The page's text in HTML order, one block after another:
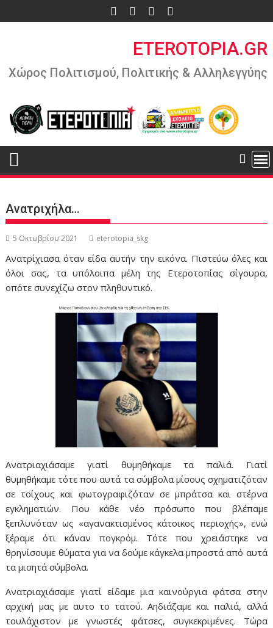
στο
ETEROTOPIA.GR
Χώρος Πολιτισμού, Πολιτικής & Αλληλεγγύης
Ανατριχήλα…
5 Οκτωβρίου 2021 eterotopia_skg
Ανατρίχιασα όταν είδα αυτήν την εικόνα. Πιστεύω όλες και
όλοι σας, τα υπόλοιπα μέλη της Ετεροτοπίας σίγουρα,
οπότε συνεχίζω στον πληθυντικό.
Ανατριαχιάσαμε γιατί θυμηθήκαμε τα παλιά. Γιατί
θυμηθήκαμε τότε που αυτά τα σύμβολα μίσους σχηματιζόταν
σε τοίχους και φωτογραφιζόταν σε μπράτσα και στέρνα
εγκληματιών. Που κάθε νέο πρόσωπο που βλέπαμε
ξεπλυνόταν ως «αγανακτισμένος κάτοικος περιοχής», ενώ
ξέραμε ότι κάναν πογκρόμ. Τότε που χρειάστηκε να
θρηνίσουμε θύματα για να δούμε κάγκελα μπροστά από αυτά
τα μισητά σύμβολα.
Ανατριαχιάσαμε γιατί είδαμε μια καινούργια φάτσα στην
αρχική μας με αυτο το τατού. Αηδιάζαμε και παλιά, αλλά
τουλάχιστον με γνωστές φάτσες, συγκεκριμένες. Τώρα